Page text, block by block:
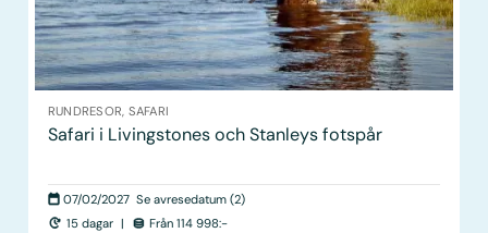
RUNDRESOR, SAFARI
Safari i Livingstones och Stanleys fotspår
07/02/2027 Se avresedatum (2)
15 dagar | Från 114 998:-